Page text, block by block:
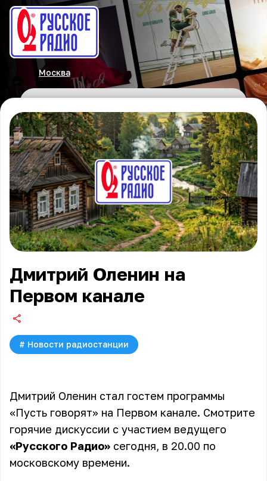
Москва
Дмитрий Оленин на
Первом канале
# Новости радиостанции
Дмитрий Оленин стал гостем программы
«Пусть говорят» на Первом канале. Смотрите
горячие дискуссии с участием ведущего
«Русского Радио» сегодня, в 20.00 по
московскому времени.